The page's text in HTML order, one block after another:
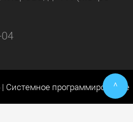
| Системное программирование
^